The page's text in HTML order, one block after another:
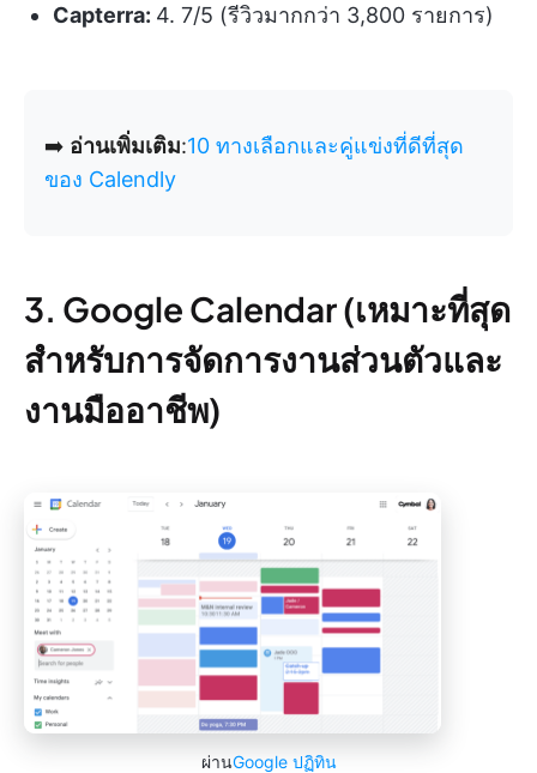
Capterra: 4. 7/5 (รีวิวมากกว่า 3,800 รายการ)
➡️ อ่านเพิ่มเติม:10 ทางเลือกและคู่แข่งที่ดีที่สุด
ของ Calendly
3. Google Calendar (เหมาะที่สุด
สำหรับการจัดการงานส่วนตัวและ
งานมืออาชีพ)
ผ่านGoogle ปฏิทิน